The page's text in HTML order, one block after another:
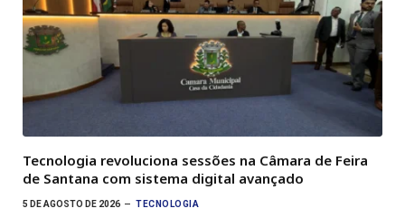
Tecnologia revoluciona sessões na Câmara de Feira
de Santana com sistema digital avançado
5 DE AGOSTO DE 2026 TECNOLOGIA